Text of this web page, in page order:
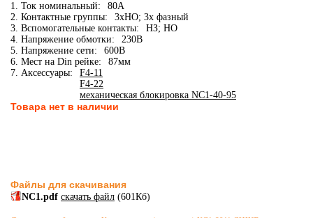
1. Ток номинальный:
80А
2. Контактные группы:
3xНО; 3х фазный
3. Вспомогательные контакты:
НЗ; НО
4. Напряжение обмотки:
230В
5. Напряжение сети:
600В
6. Мест на Din рейке:
87мм
7. Аксессуары:
F4-11
F4-22
механическая блокировка NC1-40-95
Товара нет в наличии
Файлы для скачивания
NC1.pdf скачать файл (601Кб)